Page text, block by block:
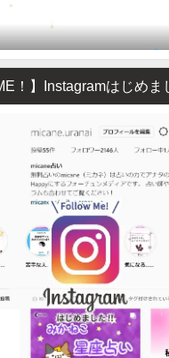
！】Instagramはじめま